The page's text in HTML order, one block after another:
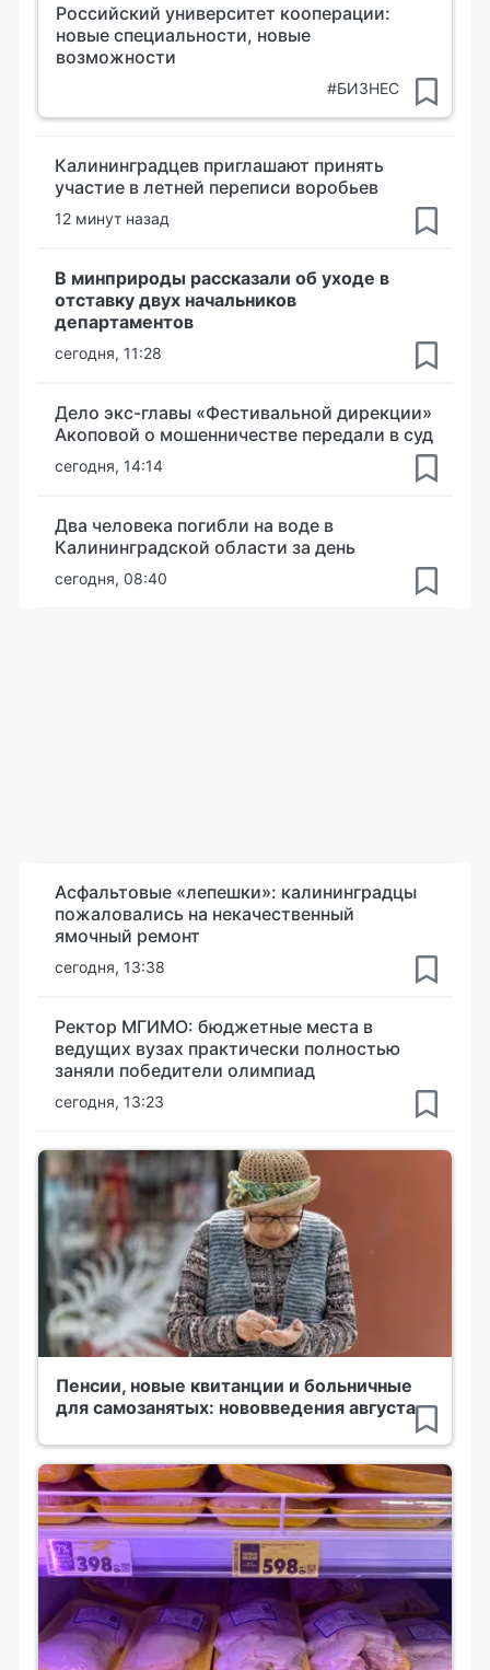
Российский университет кооперации:
новые специальности, новые
возможности
#БИЗНЕС
Калининградцев приглашают принять
участие в летней переписи воробьев
12 минут назад
В минприроды рассказали об уходе в
отставку двух начальников
департаментов
сегодня, 11:28
Дело экс-главы «Фестивальной дирекции»
Акоповой о мошенничестве передали в суд
сегодня, 14:14
Два человека погибли на воде в
Калининградской области за день
сегодня, 08:40
Асфальтовые «лепешки»: калининградцы
пожаловались на некачественный
ямочный ремонт
сегодня, 13:38
Ректор МГИМО: бюджетные места в
ведущих вузах практически полностью
заняли победители олимпиад
сегодня, 13:23
Пенсии, новые квитанции и больничные
для самозанятых: нововведения августа